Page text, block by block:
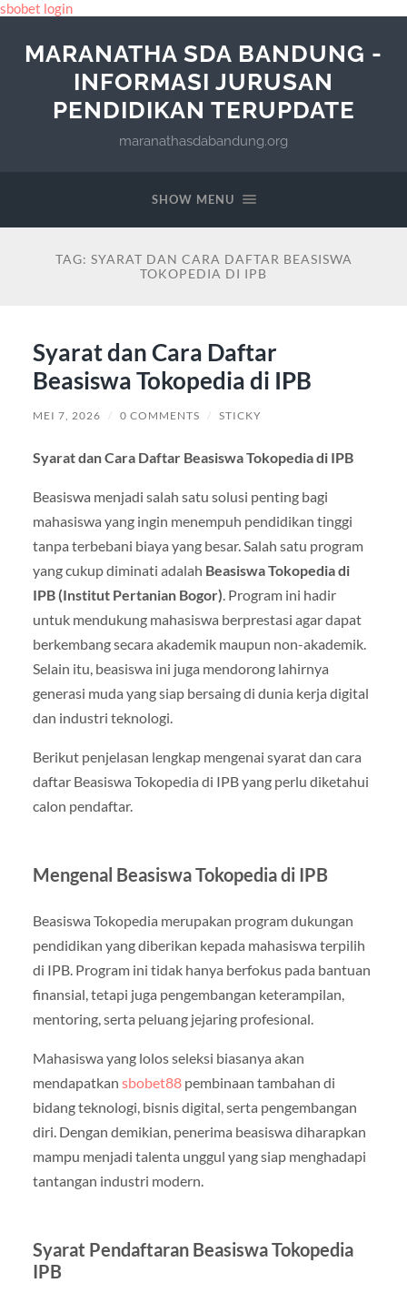
sbobet login
MARANATHA SDA BANDUNG -
INFORMASI JURUSAN
PENDIDIKAN TERUPDATE
maranathasdabandung.org
SHOW MENU
TAG: SYARAT DAN CARA DAFTAR BEASISWA
TOKOPEDIA DI IPB
Syarat dan Cara Daftar
Beasiswa Tokopedia di IPB
MEI 7, 2026 / 0 COMMENTS / STICKY
Syarat dan Cara Daftar Beasiswa Tokopedia di IPB
Beasiswa menjadi salah satu solusi penting bagi
mahasiswa yang ingin menempuh pendidikan tinggi
tanpa terbebani biaya yang besar. Salah satu program
yang cukup diminati adalah Beasiswa Tokopedia di
IPB (Institut Pertanian Bogor) . Program ini hadir
untuk mendukung mahasiswa berprestasi agar dapat
berkembang secara akademik maupun non-akademik.
Selain itu, beasiswa ini juga mendorong lahirnya
generasi muda yang siap bersaing di dunia kerja digital
dan industri teknologi.
Berikut penjelasan lengkap mengenai syarat dan cara
daftar Beasiswa Tokopedia di IPB yang perlu diketahui
calon pendaftar.
Mengenal Beasiswa Tokopedia di IPB
Beasiswa Tokopedia merupakan program dukungan
pendidikan yang diberikan kepada mahasiswa terpilih
di IPB. Program ini tidak hanya berfokus pada bantuan
finansial, tetapi juga pengembangan keterampilan,
mentoring, serta peluang jejaring profesional.
Mahasiswa yang lolos seleksi biasanya akan
mendapatkan sbobet88pembinaan tambahan di
bidang teknologi, bisnis digital, serta pengembangan
diri. Dengan demikian, penerima beasiswa diharapkan
mampu menjadi talenta unggul yang siap menghadapi
tantangan industri modern.
Syarat Pendaftaran Beasiswa Tokopedia
IPB